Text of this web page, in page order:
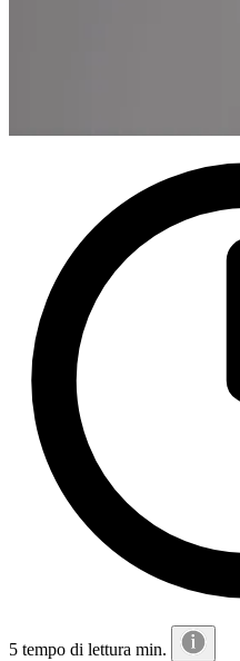
5 tempo di lettura min.